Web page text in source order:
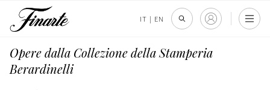
IT | EN
Opere dalla Collezione della Stamperia
Berardinelli